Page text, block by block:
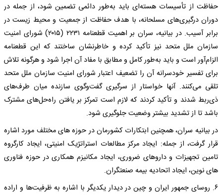
حفاظت از تأسیسات هسته‌ای باید به‌طور دائمی تضمین شود، از جمله در
دوران درگیری‌های مسلحانه، با هدف حفاظت از جمعیت و محیط زیست در
برابر آسیب. در بیانیه، سران بر اهمیت قطعنامه ۲۲۳۱ (۲۰۱۵) شورای امنیت
سازمان ملل متحد نیز تأکید کرده و خاطرنشان ساختند که این قطعنامه
الزام‌آور است و باید به‌طور کامل و مطابق با مفاد آن اجرا شود و هرگونه تلاش
برای تفسیر خودسرانه آن را تضعیف اعتبار شورای امنیت سازمان ملل متحد
تلقی می‌کنند. آنها خواستار از سرگیری گفت‌وگوی سازنده میان طرف‌های
ذی‌ربط شدند و تأکید کردند که لازم است تمرکز بر یافتن راه‌حل‌های مشترک
باشد تا از تشدید بیشتر وضعیت جلوگیری شود.
در بیانیه سران، همچنین ابتکارات کشورمان در حوزه های مختلف مورد اشاره
قرار گرفت، از جمله: ایجاد مرکز مطالعات استراتژیک امنیتی، ایجاد کارگروه
تامین تجهیزات و داروهای ضروری، ایجاد مکانیزم همکاری در حوزه فناوری
های نوین، ایجاد اتحادیه بیمه صنعتگران.
۶. روسای جمهور ایران و چین در دیدار یکدیگر با اشاره به ظرفیت‌ها و اراده